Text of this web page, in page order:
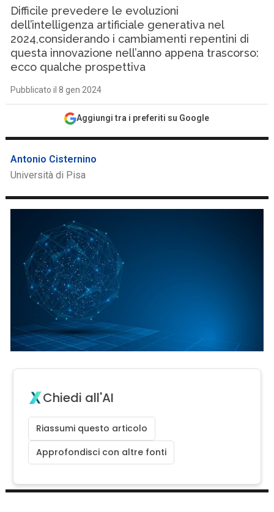
Difficile prevedere le evoluzioni
dell’intelligenza artificiale generativa nel
2024,considerando i cambiamenti repentini di
questa innovazione nell’anno appena trascorso:
ecco qualche prospettiva
Pubblicato il 8 gen 2024
Aggiungi tra i preferiti su Google
Antonio Cisternino
Università di Pisa
Chiedi all'AI
Riassumi questo articolo
Approfondisci con altre fonti